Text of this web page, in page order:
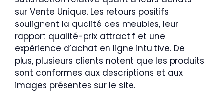
sur Vente Unique. Les retours positifs
soulignent la qualité des meubles, leur
rapport qualité-prix attractif et une
expérience d’achat en ligne intuitive. De
plus, plusieurs clients notent que les produits
sont conformes aux descriptions et aux
images présentes sur le site.